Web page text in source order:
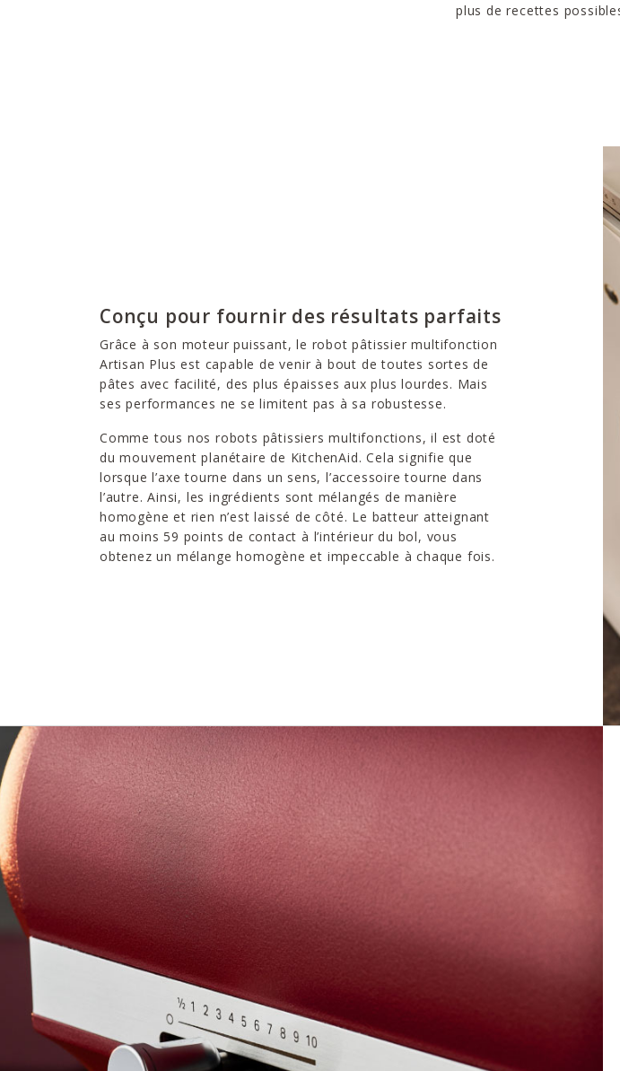
plus de recettes
Conçu pour fournir des résultats parfaits
Grâce à son moteur puissant, le robot pâtissier multifonction
Artisan Plus est capable de venir à bout de toutes sortes de
pâtes avec facilité, des plus épaisses aux plus lourdes. Mais
ses performances ne se limitent pas à sa robustesse.
Comme tous nos robots pâtissiers multifonctions, il est doté
du mouvement planétaire de KitchenAid. Cela signifie que
lorsque l’axe tourne dans un sens, l’accessoire tourne dans
l’autre. Ainsi, les ingrédients sont mélangés de manière
homogène et rien n’est laissé de côté. Le batteur atteignant
au moins 59 points de contact à l’intérieur du bol, vous
obtenez un mélange homogène et impeccable à chaque fois.